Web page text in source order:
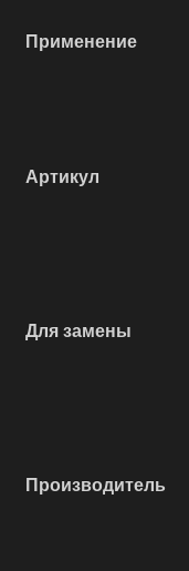
Применение
Артикул
Для замены
Производитель